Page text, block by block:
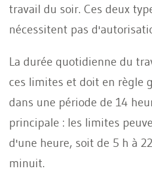
travail du soir. Ces deux
nécessitent pas
La durée quotidienne du
ces limites et doit en règle
dans une période de 14
principale : les limites
d'une heure, soit de 5 h à
minuit.